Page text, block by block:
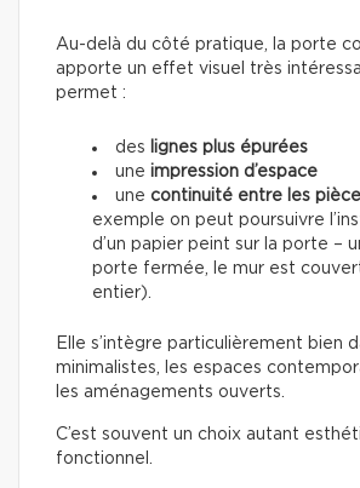
Au-delà du côté pratique, la porte
apporte un effet visuel très
permet :
des lignes plus épurées
une impression d’espace
une continuité entre les
exemple on peut poursuivre
d’un papier peint sur la porte –
porte fermée, le mur est
entier).
Elle s’intègre particulièrement bien
minimalistes, les espaces
les aménagements ouverts.
C’est souvent un choix autant
fonctionnel.